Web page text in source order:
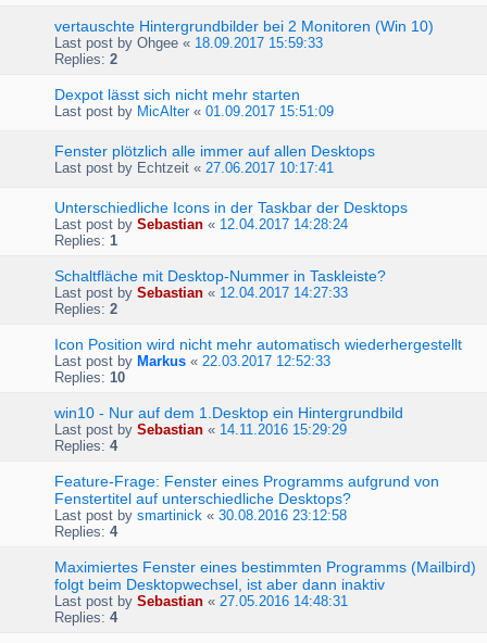
vertauschte Hintergrundbilder bei 2 Monitoren (Win 10)
Last post by Ohgee « 18.09.2017 15:59:33
Replies: 2
Dexpot lässt sich nicht mehr starten
Last post by MicAlter« 01.09.2017 15:51:09
Fenster plötzlich alle immer auf allen Desktops
Last post by Echtzeit « 27.06.2017 10:17:41
Unterschiedliche Icons in der Taskbar der Desktops
Last post by Sebastian « 12.04.2017 14:28:24
Replies: 1
Schaltfläche mit Desktop-Nummer in Taskleiste?
Last post by Sebastian « 12.04.2017 14:27:33
Replies: 2
Icon Position wird nicht mehr automatisch wiederhergestellt
Last post by Markus « 22.03.2017 12:52:33
Replies: 10
win10 - Nur auf dem 1.Desktop ein Hintergrundbild
Last post by Sebastian « 14.11.2016 15:29:29
Replies: 4
Feature-Frage: Fenster eines Programms aufgrund von
Fenstertitel auf unterschiedliche Desktops?
Last post by smartinick « 30.08.2016 23:12:58
Replies: 4
Maximiertes Fenster eines bestimmten Programms (Mailbird)
folgt beim Desktopwechsel, ist aber dann inaktiv
Last post by Sebastian « 27.05.2016 14:48:31
Replies: 4